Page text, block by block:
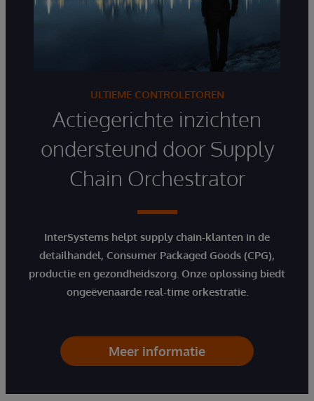
ULTIEME CONTROLETOREN
Actiegerichte inzichten
ondersteund door Supply
Chain Orchestrator
InterSystems helpt supply chain-klanten in de
detailhandel, Consumer Packaged Goods (CPG),
productie en gezondheidszorg. Onze oplossing biedt
ongeëvenaarde real-time orkestratie.
Meer informatie